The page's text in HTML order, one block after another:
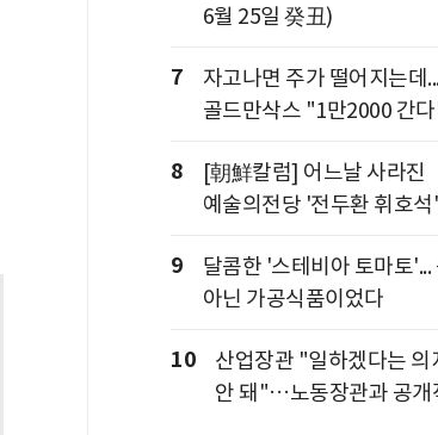
6월 25일 癸丑)
7
자고나면 주가 떨어지는데
골드만삭스 "1만2000 간
8
[朝鮮칼럼] 어느날 사라진
예술의전당 '전두환 휘호석'
9
달콤한 '스테비아 토마토'...
아닌 가공식품이었다
10
산업장관 "일하겠다는 의
안 돼"…노동장관과 공개